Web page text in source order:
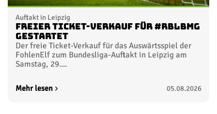
Auftakt in Leipzig
Freier Ticket-Verkauf für #RBLBMG
gestartet
Der freie Ticket-Verkauf für das Auswärtsspiel der
FohlenElf zum Bundesliga-Auftakt in Leipzig am
Samstag, 29....
Mehr lesen 05.08.2026